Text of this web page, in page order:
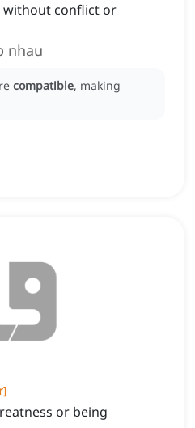
without conflict or
nhau
compatible, making
]
or being